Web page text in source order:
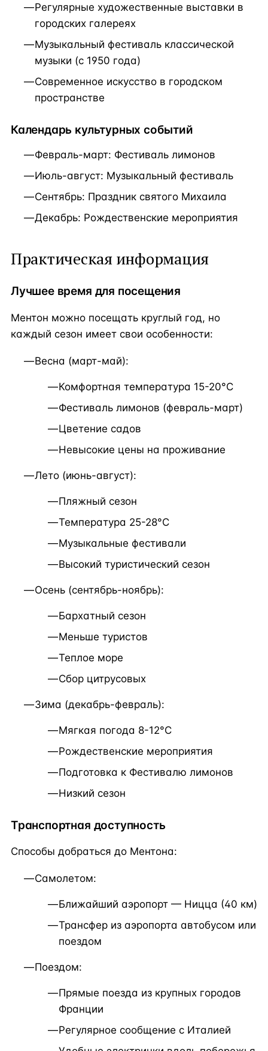
Регулярные художественные выставки в
городских галереях
Музыкальный фестиваль классической
музыки (с 1950 года)
Современное искусство в городском
пространстве
Календарь культурных событий
Февраль-март: Фестиваль лимонов
Июль-август: Музыкальный фестиваль
Сентябрь: Праздник святого Михаила
Декабрь: Рождественские мероприятия
Практическая информация
Лучшее время для посещения
Ментон можно посещать круглый год, но
каждый сезон имеет свои особенности:
Весна (март-май):
Комфортная температура 15-20°C
Фестиваль лимонов (февраль-март)
Цветение садов
Невысокие цены на проживание
Лето (июнь-август):
Пляжный сезон
Температура 25-28°C
Музыкальные фестивали
Высокий туристический сезон
Осень (сентябрь-ноябрь):
Бархатный сезон
Меньше туристов
Теплое море
Сбор цитрусовых
Зима (декабрь-февраль):
Мягкая погода 8-12°C
Рождественские мероприятия
Подготовка к Фестивалю лимонов
Низкий сезон
Транспортная доступность
Способы добраться до Ментона:
Самолетом:
Ближайший аэропорт — Ницца (40 км)
Трансфер из аэропорта автобусом или
поездом
Поездом:
Прямые поезда из крупных городов
Франции
Регулярное сообщение с Италией